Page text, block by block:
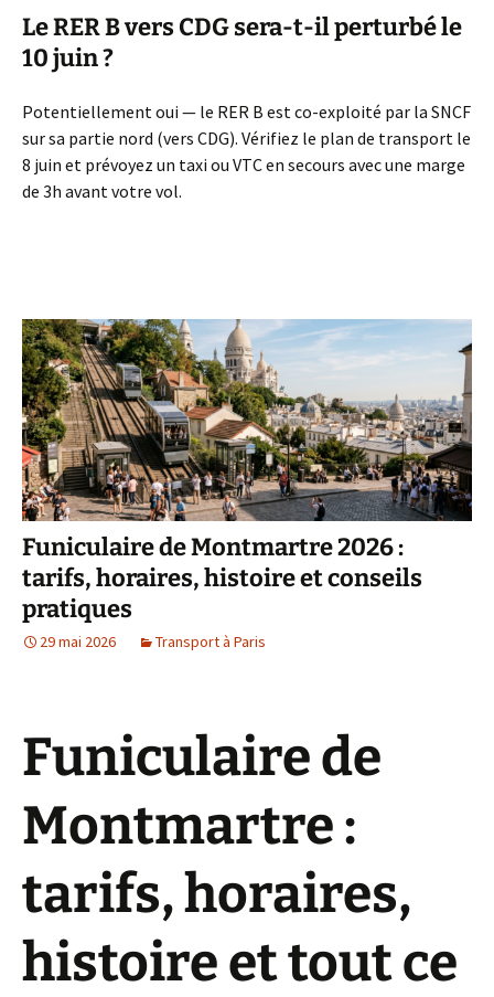
Le RER B vers CDG sera-t-il perturbé le
10 juin ?
Potentiellement oui — le RER B est co-exploité par la SNCF
sur sa partie nord (vers CDG). Vérifiez le plan de transport le
8 juin et prévoyez un taxi ou VTC en secours avec une marge
de 3h avant votre vol.
Funiculaire de Montmartre 2026 :
tarifs, horaires, histoire et conseils
pratiques
29 mai 2026 Transport à Paris
Funiculaire de
Montmartre :
tarifs, horaires,
histoire et tout ce